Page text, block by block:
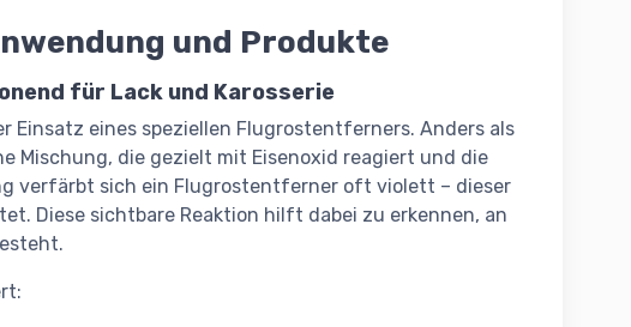
und Produkte
für Lack und Karosserie
eines speziellen Flugrostentferners. Anders als
Mischung, die gezielt mit Eisenoxid reagiert und die
verfärbt sich ein Flugrostentferner oft violett – dieser
Diese sichtbare Reaktion hilft dabei zu erkennen, an